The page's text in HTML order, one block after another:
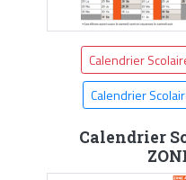
Calendrier
Calendrier
Calendrier